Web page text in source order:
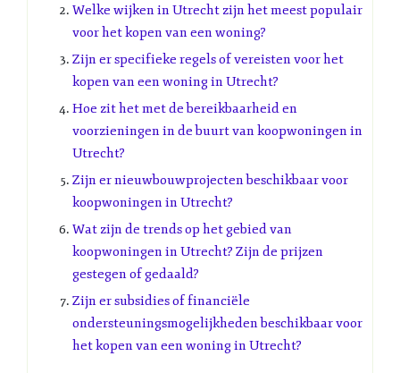
Welke wijken in Utrecht zijn het meest populair
voor het kopen van een woning?
Zijn er specifieke regels of vereisten voor het
kopen van een woning in Utrecht?
Hoe zit het met de bereikbaarheid en
voorzieningen in de buurt van koopwoningen in
Utrecht?
Zijn er nieuwbouwprojecten beschikbaar voor
koopwoningen in Utrecht?
Wat zijn de trends op het gebied van
koopwoningen in Utrecht? Zijn de prijzen
gestegen of gedaald?
Zijn er subsidies of financiële
ondersteuningsmogelijkheden beschikbaar voor
het kopen van een woning in Utrecht?